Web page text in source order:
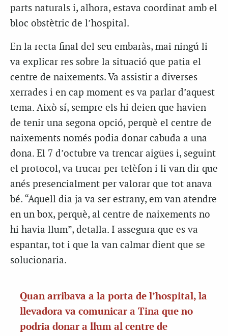
parts naturals i, alhora, estava coordinat amb el
bloc obstètric de l’hospital.
En la recta final del seu embaràs, mai ningú li
va explicar res sobre la situació que patia el
centre de naixements. Va assistir a diverses
xerrades i en cap moment es va parlar d’aquest
tema. Això sí, sempre els hi deien que havien
de tenir una segona opció, perquè el centre de
naixements només podia donar cabuda a una
dona. El 7 d’octubre va trencar aigües i, seguint
el protocol, va trucar per telèfon i li van dir que
anés presencialment per valorar que tot anava
bé. “Aquell dia ja va ser estrany, em van atendre
en un box, perquè, al centre de naixements no
hi havia llum”, detalla. I assegura que es va
espantar, tot i que la van calmar dient que se
solucionaria.
Quan arribava a la porta de l’hospital, la
llevadora va comunicar a Tina que no
podria donar a llum al centre de